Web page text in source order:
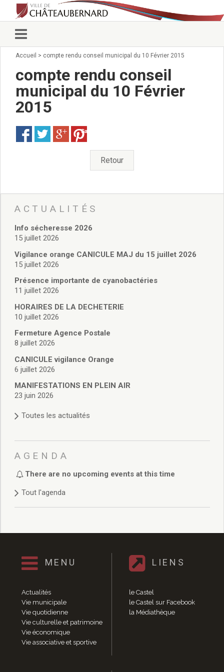
Vie municipale
Conseillers municipaux
Commissions 2026
Prendre rendez-vous
Services municipaux
Organigramme
Pour venir nous voir
État civil/élections/formalités
Affaires Scolaires
Vie associative
Police Municipale/règlementation
Services en ligne
Inscriptions sur les listes électorales
Plan Local d’Urbanisme intercommunal
Actes d’état civil
Budgets
Budget de Fonctionnement
Budget d’Investissement
Conseils municipaux
Règlement du conseil municipal
Déliberations 2026
Délibérations 2024
Délibérations 2022
Délibérations 2021
Délibérations 2019
Délibérations 2018
Délibérations 2012
Délibérations 2009
Délibérations 2008
Agenda réunions publiques
Marchés publics
Toutes les actualités
Accueil > compte rendu conseil municipal du 10 Février 2015
compte rendu conseil
municipal du 10 Février
2015
Save
Retour
ACTUALITÉS
Info sécheresse 2026
15 juillet 2026
Vigilance orange CANICULE MAJ du 15 juillet 2026
15 juillet 2026
Présence importante de cyanobactéries
11 juillet 2026
HORAIRES DE LA DECHETERIE
10 juillet 2026
Fermeture Agence Postale
8 juillet 2026
CANICULE vigilance Orange
6 juillet 2026
MANIFESTATIONS EN PLEIN AIR
23 juin 2026
Toutes les actualités
AGENDA
There are no upcoming events at this time
Tout l'agenda
MENU
Actualités
Vie municipale
Vie quotidienne
Vie culturelle et patrimoine
Vie économique
Vie associative et sportive
LIENS
le Castel
le Castel sur Facebook
la Médiathèque